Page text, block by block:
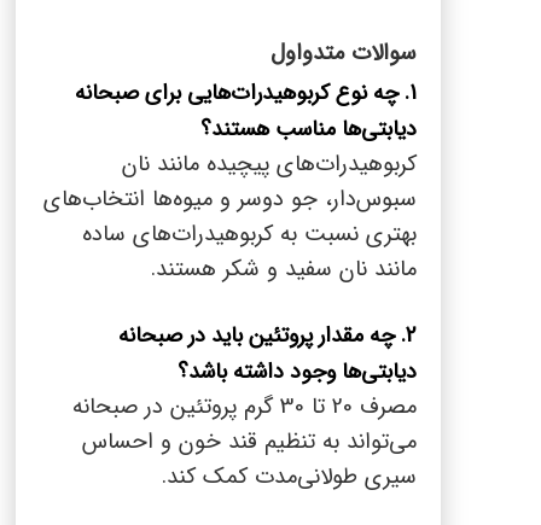
سوالات متدواول
1. چه نوع کربوهیدرات‌هایی برای صبحانه
دیابتی‌ها مناسب هستند؟
کربوهیدرات‌های پیچیده مانند نان
سبوس‌دار، جو دوسر و میوه‌ها انتخاب‌های
بهتری نسبت به کربوهیدرات‌های ساده
مانند نان سفید و شکر هستند.
2. چه مقدار پروتئین باید در صبحانه
دیابتی‌ها وجود داشته باشد؟
مصرف 20 تا 30 گرم پروتئین در صبحانه
می‌تواند به تنظیم قند خون و احساس
سیری طولانی‌مدت کمک کند.